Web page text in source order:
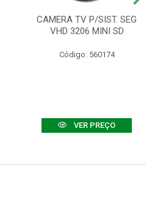
CAMERA TV P/SIST. SEG
VHD 3206 MINI SD
Código: 560174
VER PREÇO